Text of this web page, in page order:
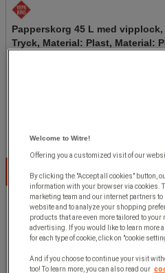
Papperskorg 45 L med
Tryck, Material: Plast, Material:
styck
Välj
Welcome to Witre!
Offering you a customized visit of our
By clicking the "Accept all cookies" button,
information with your browser via cookies.
marketing team and our internet partners
website and to analyze your shopping
products that are even more tailored to
advertising. If you would like to learn more
for each type of cookie, click on "cookie
And if you choose to continue your visit
too! To learn more, you can also read our